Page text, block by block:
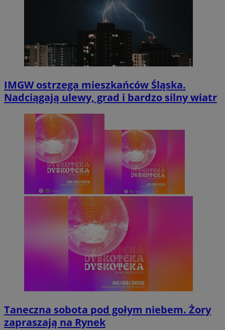
IMGW ostrzega mieszkańców Śląska.
Nadciągają ulewy, grad i bardzo silny wiatr
Taneczna sobota pod gołym niebem. Żory
zapraszają na Rynek